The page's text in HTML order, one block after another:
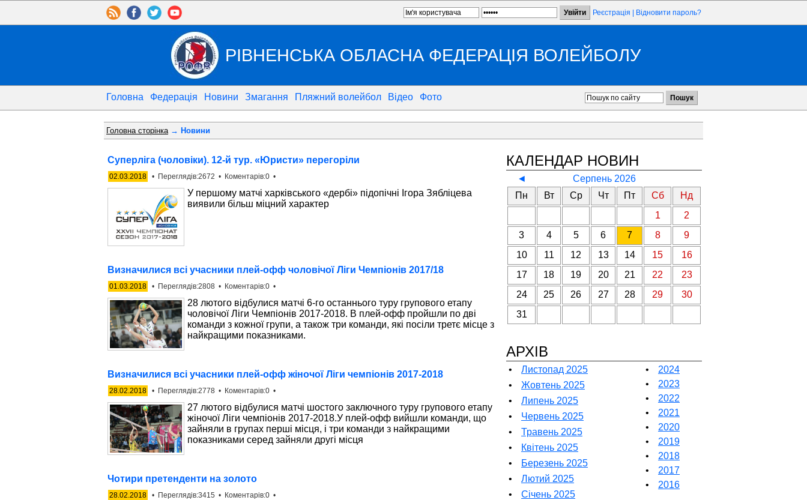
Реєстрація Відновити пароль?
РІВНЕНСЬКА ОБЛАСНА ФЕДЕРАЦІЯ ВОЛЕЙБОЛУ
Головна Федерація Новини Змагання Пляжний волейбол Відео Фото
Головна сторінка→ Новини
Суперліга (чоловіки). 12-й тур. «Юристи» перегоріли
02.03.2018 • Переглядів:2672 • Коментарів:0 •
У першому матчі харківського «дербі» підопічні Ігора Зябліцева
виявили більш міцний характер
Визначилися всі учасники плей-офф чоловічої Ліги Чемпіонів 2017/18
01.03.2018 • Переглядів:2808 • Коментарів:0 •
28 лютого відбулися матчі 6-го останнього туру групового етапу
чоловічої Ліги Чемпіонів 2017-2018. В плей-офф пройшли по дві
команди з кожної групи, а також три команди, які посіли третє місце з
найкращими показниками.
Визначилися всі учасники плей-офф жіночої Ліги чемпіонів 2017-2018
28.02.2018 • Переглядів:2778 • Коментарів:0 •
27 лютого відбулися матчі шостого заключного туру групового етапу
жіночої Ліги чемпіонів 2017-2018.У плей-офф вийшли команди, що
зайняли в групах перші місця, і три команди з найкращими
показниками серед зайняли другі місця
Чотири претенденти на золото
28.02.2018 • Переглядів:3415 • Коментарів:0 •
КАЛЕНДАР НОВИН
◄
Серпень 2026
Пн
Вт Ср Чт Пт Сб
Нд
1
2
3
4 5 6 7 8
9
10
11 12 13 14 15
16
17
18 19 20 21 22
23
24
25 26 27 28 29
30
31
АРХІВ
•
Листопад 2025
•
Жовтень 2025
•
Липень 2025
•
Червень 2025
•
Травень 2025
•
Квітень 2025
•
Березень 2025
•
Лютий 2025
•
Січень 2025
•
2024
•
2023
•
2022
•
2021
•
2020
•
2019
•
2018
•
2017
•
2016